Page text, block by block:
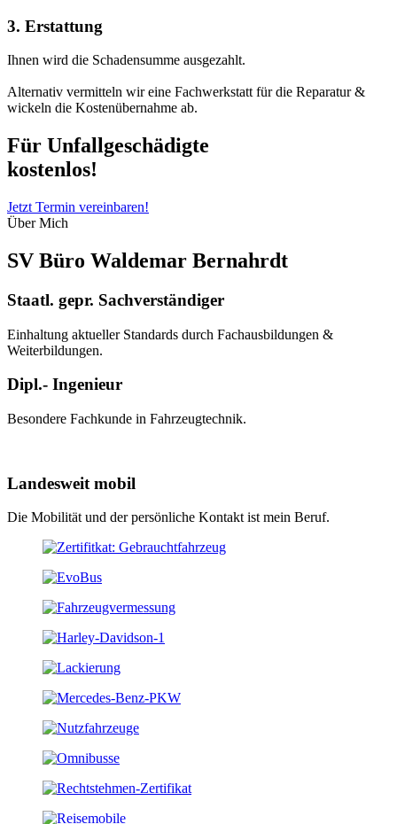
3. Erstattung
Ihnen wird die Schadensumme ausgezahlt.
Alternativ vermitteln wir eine Fachwerkstatt für die Reparatur &
wickeln die Kostenübernahme ab.
Für Unfallgeschädigte
kostenlos!
Jetzt Termin vereinbaren!
Über Mich
SV Büro Waldemar Bernahrdt
Staatl. gepr. Sachverständiger
Einhaltung aktueller Standards durch Fachausbildungen &
Weiterbildungen.
Dipl.- Ingenieur
Besondere Fachkunde in Fahrzeugtechnik.
Landesweit mobil
Die Mobilität und der persönliche Kontakt ist mein Beruf.